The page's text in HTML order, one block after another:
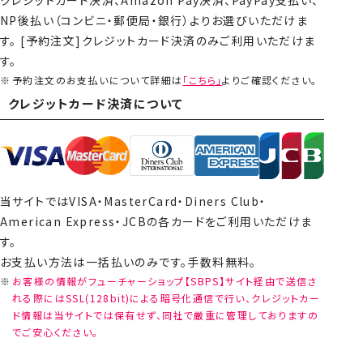
NP後払い（コンビニ・郵便局・銀行）よりお選びいただけま
す。 [予約注文]クレジットカード決済のみご利用いただけま
す。
予約注文のお支払いについて詳細は「こちら」よりご確認ください。
クレジットカード決済について
当サイトではVISA・MasterCard・Diners Club・
American Express・JCBの各カードをご利用いただけま
す。
お支払い方法は一括払いのみです。手数料無料。
お客様の情報がフューチャーショップ【SBPS】サイト経由で送信さ
れる際にはSSL(128bit)による暗号化通信で行い、クレジットカー
ド情報は当サイトでは保有せず、同社で厳重に管理しておりますの
でご安心ください。